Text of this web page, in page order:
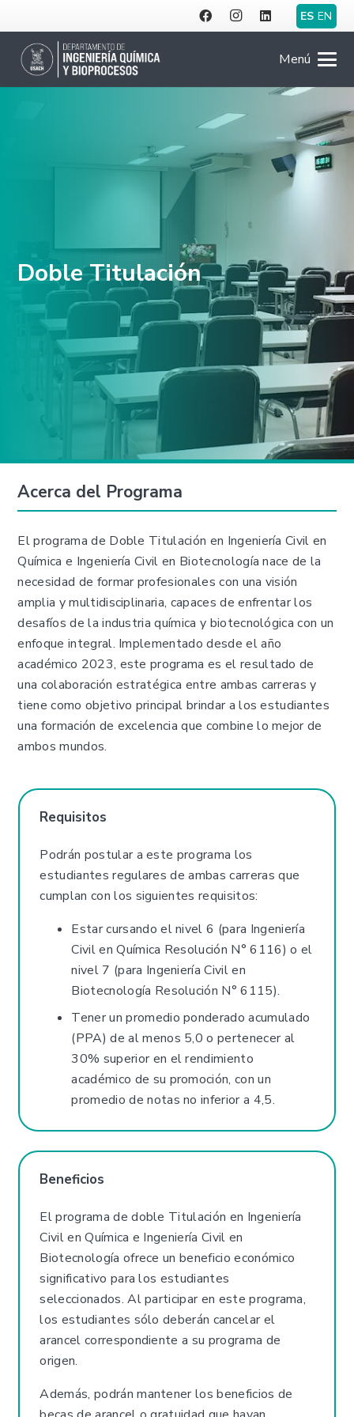
ES EN
Menú
Doble Titulación
Acerca del Programa
El programa de Doble Titulación en Ingeniería Civil en
Química e Ingeniería Civil en Biotecnología nace de la
necesidad de formar profesionales con una visión
amplia y multidisciplinaria, capaces de enfrentar los
desafíos de la industria química y biotecnológica con un
enfoque integral. Implementado desde el año
académico 2023, este programa es el resultado de
una colaboración estratégica entre ambas carreras y
tiene como objetivo principal brindar a los estudiantes
una formación de excelencia que combine lo mejor de
ambos mundos.
Requisitos
Podrán postular a este programa los
estudiantes regulares de ambas carreras que
cumplan con los siguientes requisitos:
Estar cursando el nivel 6 (para Ingeniería
Civil en Química Resolución N° 6116) o el
nivel 7 (para Ingeniería Civil en
Biotecnología Resolución N° 6115).
Tener un promedio ponderado acumulado
(PPA) de al menos 5,0 o pertenecer al
30% superior en el rendimiento
académico de su promoción, con un
promedio de notas no inferior a 4,5.
Beneficios
El programa de doble Titulación en Ingeniería
Civil en Química e Ingeniería Civil en
Biotecnología ofrece un beneficio económico
significativo para los estudiantes
seleccionados. Al participar en este programa,
los estudiantes sólo deberán cancelar el
arancel correspondiente a su programa de
origen.
Además, podrán mantener los beneficios de